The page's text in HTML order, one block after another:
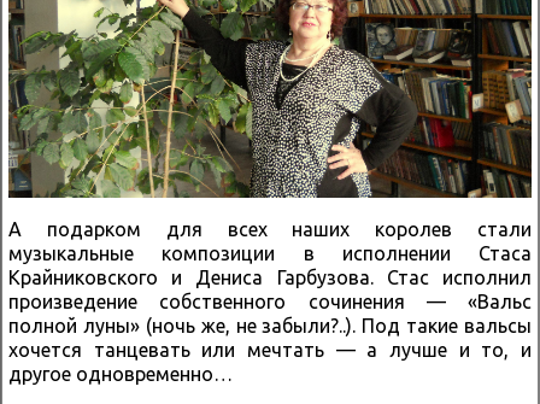
А подарком для всех наших королев стали
музыкальные композиции в исполнении Стаса
Крайниковского и Дениса Гарбузова. Стас исполнил
произведение собственного сочинения — «Вальс
полной луны» (ночь же, не забыли?..). Под такие вальсы
хочется танцевать или мечтать — а лучше и то, и
другое одновременно…